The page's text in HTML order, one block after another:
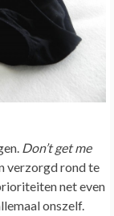
Don’t get me
verzorgd rond te
net even
onszelf.